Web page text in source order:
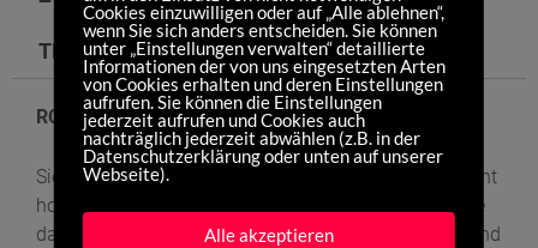
TECHNISCHE DATEN
RC PRO – The New Generation
Sie ist da: unsere neue Laufradgeneration. Bei gewohnt
hoher Steifigkeit haben wir bei der neuen RC Pro Serie
das Laufradgewicht signifikant reduzieren können. Und
Cookies einzuwilligen oder auf „Alle ablehnen“,
wenn Sie sich anders entscheiden. Sie können
unter „Einstellungen verwalten“ detaillierte
Informationen der von uns eingesetzten Arten
von Cookies erhalten und deren Einstellungen
aufrufen. Sie können die Einstellungen
jederzeit aufrufen und Cookies auch
nachträglich jederzeit abwählen (z.B. in der
Datenschutzerklärung oder unten auf unserer
Webseite).
Alle akzeptieren